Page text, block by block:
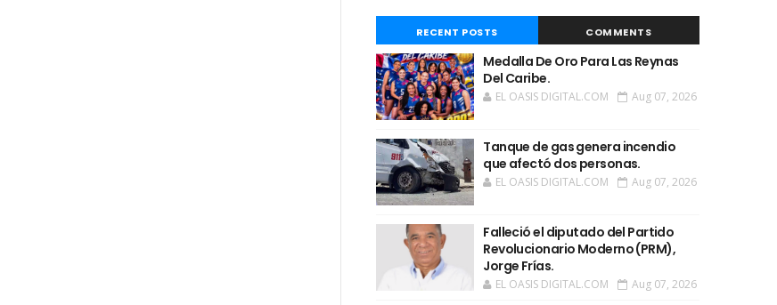
RECENT POSTS COMMENTS
Medalla De Oro Para Las Reynas
Del Caribe.
EL OASIS DIGITAL.COM Aug 07, 2026
Tanque de gas genera incendio
que afectó dos personas.
EL OASIS DIGITAL.COM Aug 07, 2026
Falleció el diputado del Partido
Revolucionario Moderno (PRM),
Jorge Frías.
EL OASIS DIGITAL.COM Aug 07, 2026